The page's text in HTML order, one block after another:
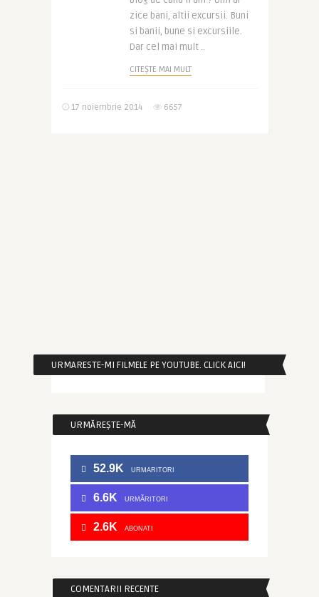
zice bani, altii excursii. Buni
si banii, bune si excursiile.
Dar cel mai mult ..
CITEȘTE MAI MULT
17 noiembrie 2014 6657
URMARESTE-MI FILMELE PE YOUTUBE. CLICK AICI!
URMĂREȘTE-MĂ
52.9K URMARITORI
6.6K URMĂRITORI
2.6K ABONATI
COMENTARII RECENTE